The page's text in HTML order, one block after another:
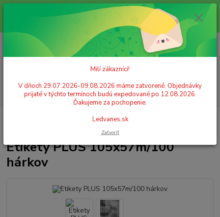
Milí zákazníci! V dňoch 29.07.2026-09.08.2026 máme zatvorené.
Objednávky prijaté v týchto termínoch budú expedované po 12.08.2026.
Ďakujeme za pochopenie. Ledvanes.sk
Hľadať
+421 908 755 958
Po. - Pia. od 9:00 hod. - 16:00 hod.
za0,00 EUR
Samolepiace etikety
Etikety PLUS 105x57m/100
Etikety PLUS 105x57m/100
hárkov
Milí zákazníci!
V dňoch 29.07.2026-09.08.2026 máme zatvorené. Objednávky
prijaté v týchto termínoch budú expedované po 12.08.2026.
Ďakujeme za pochopenie.
Ledvanes.sk
Zatvoriť